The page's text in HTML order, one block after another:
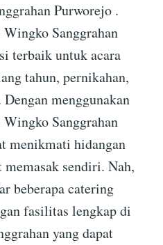
Purworejo .
Sanggrahan
terbaik untuk acara
tahun, pernikahan,
Dengan menggunakan
Sanggrahan
menikmati hidangan
sendiri. Nah,
beberapa catering
fasilitas lengkap di
yang dapat